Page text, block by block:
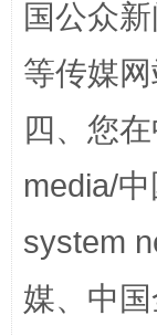
国家大
国公众
等传媒
四、您
media/
system
媒、中